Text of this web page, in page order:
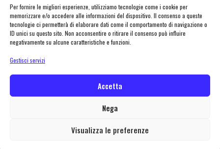
Per fornire le migliori esperienze, utilizziamo tecnologie come i cookie per
memorizzare e/o accedere alle informazioni del dispositivo. Il consenso a queste
tecnologie ci permetterà di elaborare dati come il comportamento di navigazione o
ID unici su questo sito. Non acconsentire o ritirare il consenso può influire
negativamente su alcune caratteristiche e funzioni.
Gestisci servizi
Accetta
Nega
Visualizza le preferenze
© Pianeta Pesca Viale Marcello Finzi, 563 41122 Modena (MO) | P.I.